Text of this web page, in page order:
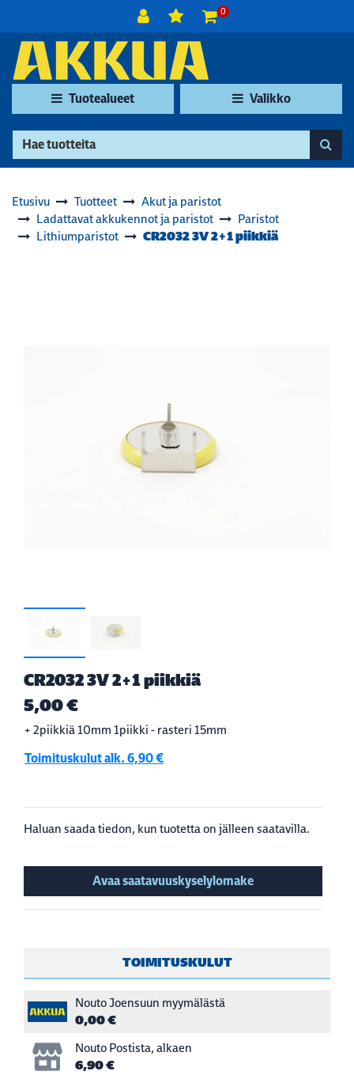
0
Tuotealueet Valikko
Etusivu Tuotteet
Akut ja paristot
Ladattavat akkukennot ja paristot
Paristot
Lithiumparistot
CR2032 3V 2+1 piikkiä
CR2032 3V 2+1 piikkiä
5,00 €
+ 2piikkiä 10mm 1piikki - rasteri 15mm
Toimituskulut alk. 6,90 €
Haluan saada tiedon, kun tuotetta on jälleen saatavilla.
Avaa saatavuuskyselylomake
TOIMITUSKULUT
Nouto Joensuun myymälästä
0,00 €
Nouto Postista, alkaen
6,90 €